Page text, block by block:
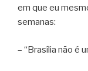
em que eu
semanas:
– “Brasília não é